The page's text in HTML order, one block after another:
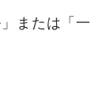
または「一